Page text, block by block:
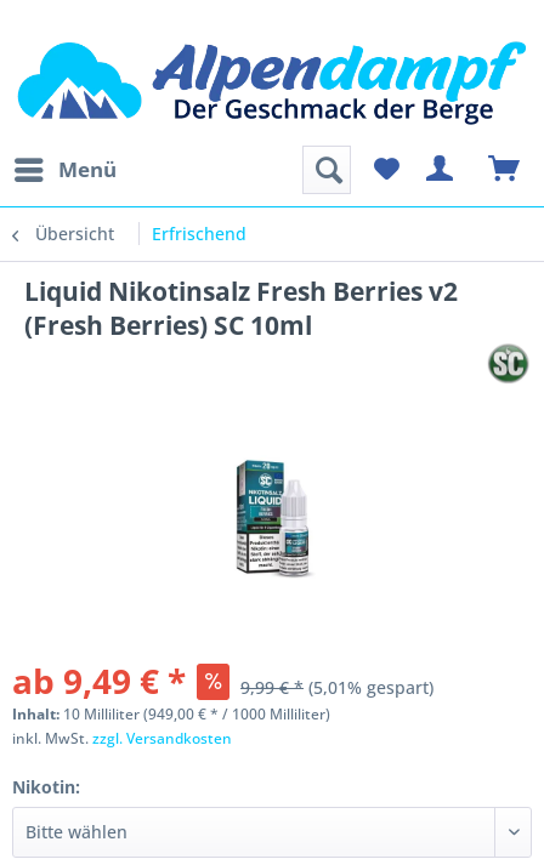
Menü
Übersicht Erfrischend
Liquid Nikotinsalz Fresh Berries v2
(Fresh Berries) SC 10ml
ab 9,49 € * 9,99 € * (5,01% gespart)
Inhalt: 10 Milliliter (949,00 € * / 1000 Milliliter)
inkl. MwSt.zzgl. Versandkosten
Nikotin: